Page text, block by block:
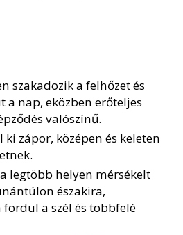
szakadozik a felhőzet és
a nap, eközben erőteljes
valószínű.
zápor, középen és keleten
legtöbb helyen mérsékelt
északira,
a szél és többfelé